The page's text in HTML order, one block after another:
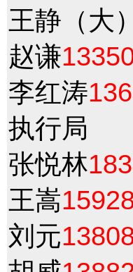
王静（大）
赵谦
李红涛
执行局
张悦林
王嵩
刘元